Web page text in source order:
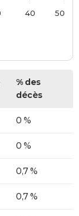
40 50
% des
décès
0 %
0 %
0,7 %
0,7 %